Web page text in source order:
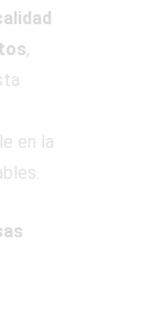
,
en la